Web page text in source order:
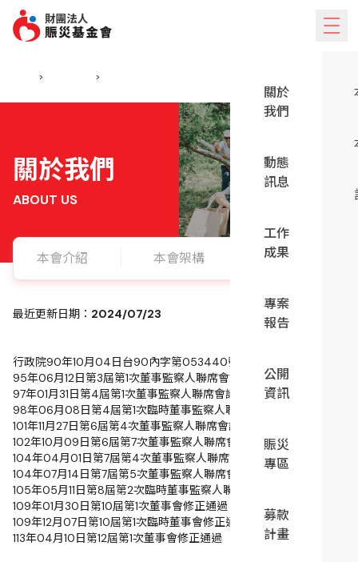
跳到主要內容
關於
我們
動態
訊息
工作
成果
專案
報告
公開
資訊
賑災
專區
募款
計畫
> >
關於我們
ABOUT US
本會介紹 本會架構 設立章程
最近更新日期： 2024/07/23
行政院90年10月04日台90內字第053440號函核定
95年06月12日第3屆第1次董事監察人聯席會議修正通過
97年01月31日第4屆第1次董事監察人聯席會議修正通過
98年06月08日第4屆第1次臨時董事監察人聯席會議修正通過
101年11月27日第6屆第4次董事監察人聯席會議修正通過
102年10月09日第6屆第7次董事監察人聯席會議修正通過
104年04月01日第7屆第4次董事監察人聯席會議修正通過
104年07月14日第7屆第5次董事監察人聯席會議修正通過
105年05月11日第8屆第2次臨時董事監察人聯席會議修正通過
109年01月30日第10屆第1次董事會修正通過
109年12月07日第10屆第1次臨時董事會修正通過
113年04月10日第12屆第1次董事會修正通過